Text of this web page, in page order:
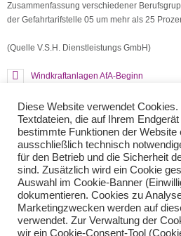
Zusammenfassung verschiedener
der Gefahrtarifstelle 05 um mehr als 25
(Quelle V.S.H. Dienstleistungs GmbH)
Windkraftanlagen AfA-Beginn
Teilen Sie diese Nachricht mit
Diese Website verwendet
Textdateien, die auf Ihrem
bestimmte Funktionen der
ausschließlich technisch
für den Betrieb und die Sicherheit
sind. Zusätzlich wird ein Cookie
Auswahl im Cookie-Banner
dokumentieren. Cookies zu
Marketingzwecken werden auf
verwendet. Zur Verwaltung der
wir ein Cookie-Consent-Tool